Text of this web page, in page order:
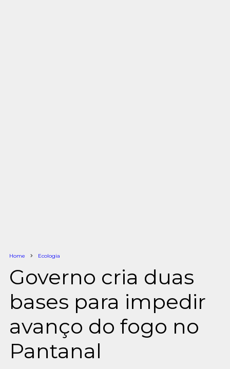
Home Ecologia
Governo cria duas
bases para impedir
avanço do fogo no
Pantanal